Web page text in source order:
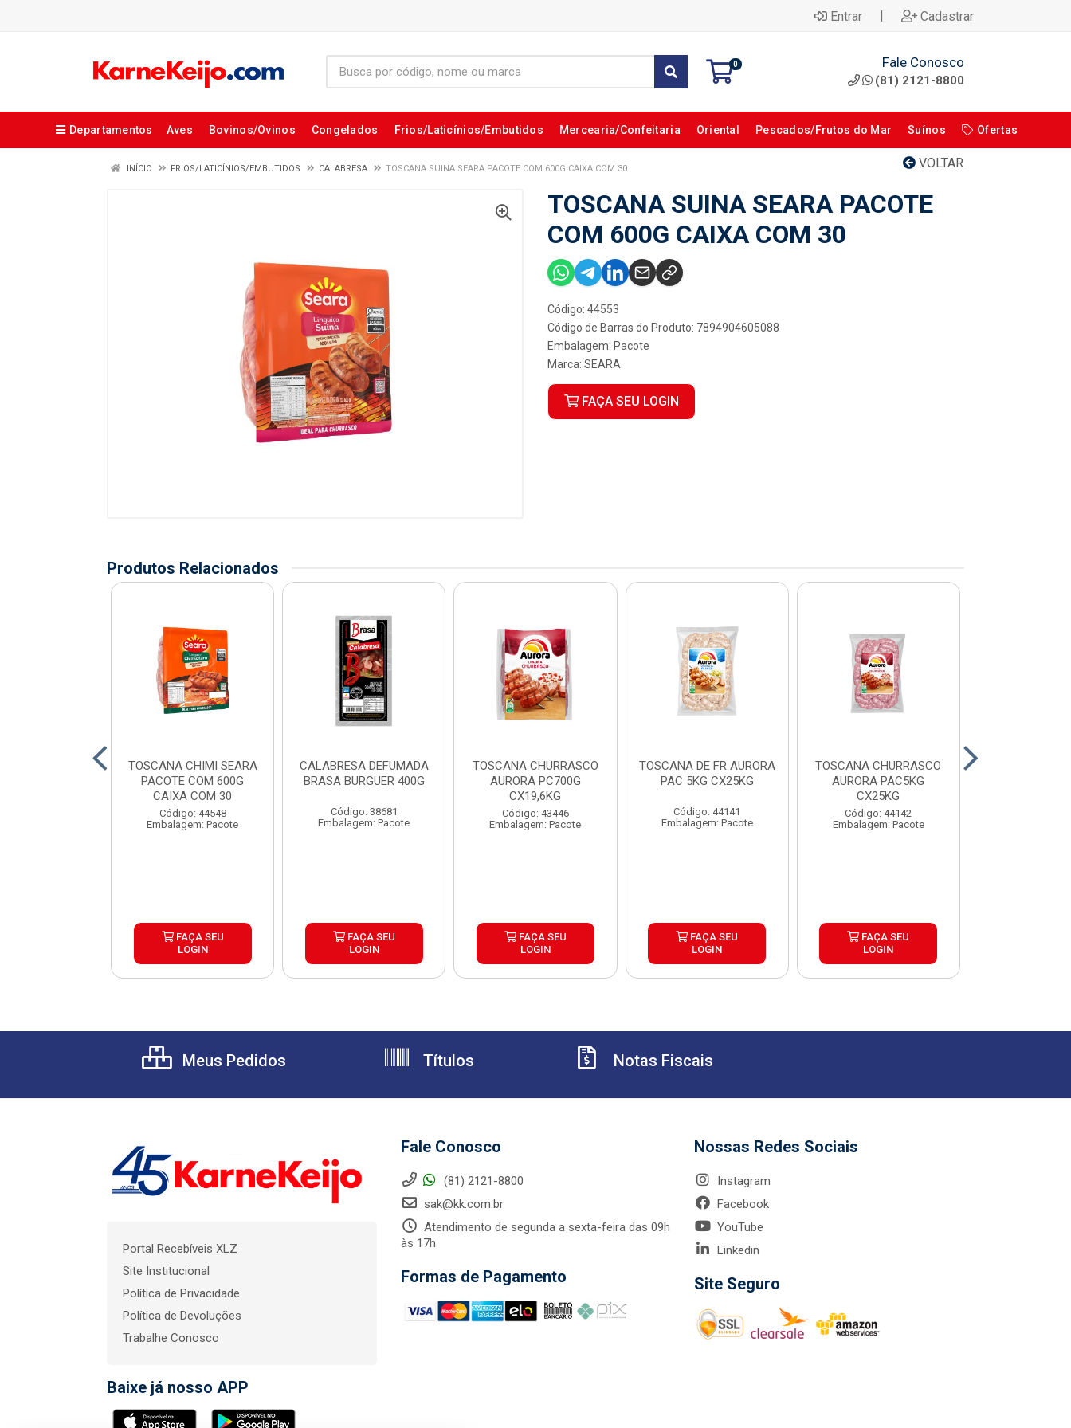
Entrar | Cadastrar
0 Fale Conosco
(81) 2121-8800
Departamentos Aves Bovinos/Ovinos Congelados Frios/Laticínios/Embutidos Mercearia/Confeitaria Oriental Pescados/Frutos do Mar Suínos Ofertas
VOLTAR
INÍCIO FRIOS/LATICÍNIOS/EMBUTIDOS CALABRESA TOSCANA SUINA SEARA PACOTE COM 600G CAIXA COM 30
TOSCANA SUINA SEARA PACOTE
COM 600G CAIXA COM 30
Código: 44553
Código de Barras do Produto: 7894904605088
Embalagem: Pacote
Marca: SEARA
FAÇA SEU LOGIN
Produtos Relacionados
TOSCANA CHIMI SEARA
PACOTE COM 600G
CAIXA COM 30
Código: 44548
Embalagem: Pacote
FAÇA SEU
LOGIN
CALABRESA DEFUMADA
BRASA BURGUER 400G
Código: 38681
Embalagem: Pacote
FAÇA SEU
LOGIN
TOSCANA CHURRASCO
AURORA PC700G
CX19,6KG
Código: 43446
Embalagem: Pacote
FAÇA SEU
LOGIN
TOSCANA DE FR AURORA
PAC 5KG CX25KG
Código: 44141
Embalagem: Pacote
FAÇA SEU
LOGIN
TOSCANA CHURRASCO
AURORA PAC5KG
CX25KG
Código: 44142
Embalagem: Pacote
FAÇA SEU
LOGIN
Meus Pedidos Títulos Notas Fiscais
Portal Recebíveis XLZ
Site Institucional
Política de Privacidade
Política de Devoluções
Trabalhe Conosco
Baixe já nosso APP
Fale Conosco
(81) 2121-8800
sak@kk.com.br
Atendimento de segunda a sexta-feira das 09h
às 17h
Formas de Pagamento
Nossas Redes Sociais
Instagram
Facebook
YouTube
Linkedin
Site Seguro